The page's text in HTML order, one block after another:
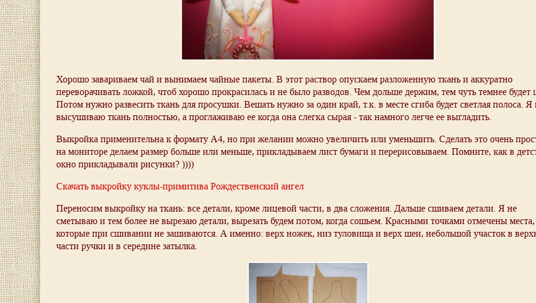
Хорошо завариваем чай и вынимаем чайные пакеты. В этот раствор опускаем разложенную ткань и аккуратно
переворачивать ложкой, чтоб хорошо прокрасилась и не было разводов. Чем дольше держим, тем чуть темнее будет
Потом нужно развесить ткань для просушки. Вешать нужно за один край, т.к. в месте сгиба будет светлая полоса. Я
высушиваю ткань полностью, а проглаживаю ее когда она слегка сырая - так намного легче ее выгладить.
Выкройка применительна к формату А4, но при желании можно увеличить или уменьшить. Сделать это очень
на мониторе делаем размер больше или меньше, прикладываем лист бумаги и перерисовываем. Помните, как в
окно прикладывали рисунки? ))))
Скачать выкройку куклы-примитива Рождественский ангел
Переносим выкройку на ткань: все детали, кроме лицевой части, в два сложения. Дальше сшиваем детали. Я не
сметываю и тем более не вырезаю детали, вырезать будем потом, когда сошьем. Красными точками отмечены места,
которые при сшивании не зашиваются. А именно: верх ножек, низ туловища и верх шеи, небольшой участок в
части ручки и в середине затылка.